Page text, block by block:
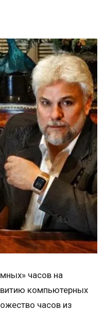
часов на
компьютерных
часов из